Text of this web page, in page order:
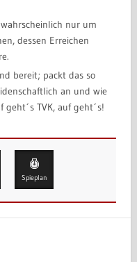
nur um
dessen Erreichen
bereit; packt das so
an und wie
geht´s TVK, auf geht´s!
Spieplan